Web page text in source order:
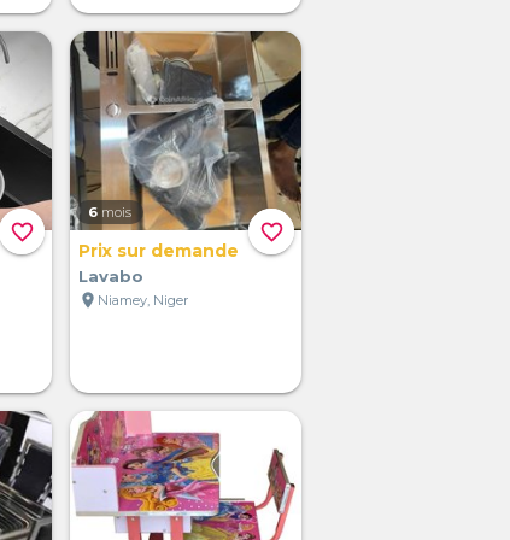
favorite_border favorite_border
6 mois
Prix sur demande
Lavabo
location_on Niamey, Niger